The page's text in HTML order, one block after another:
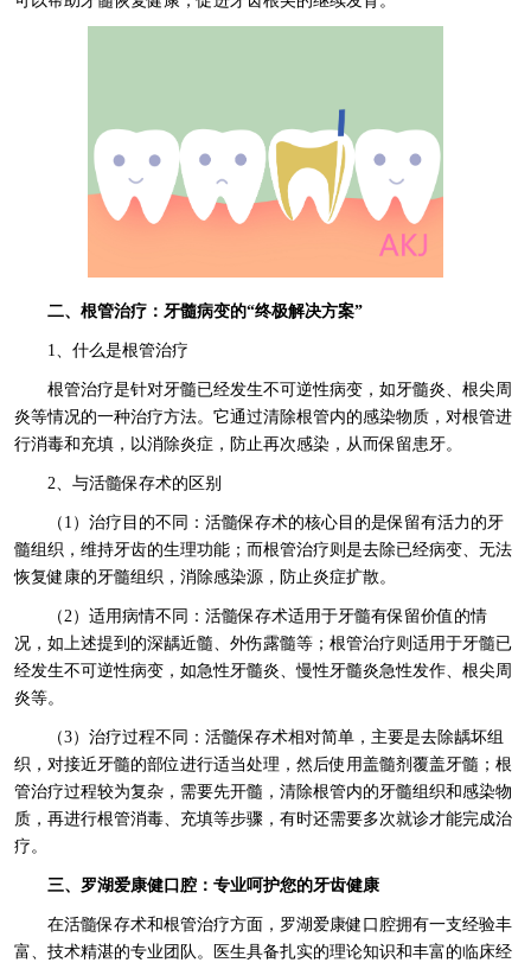
二、根管治疗：牙髓病变的“终极解决方案”
1、什么是根管治疗
根管治疗是针对牙髓已经发生不可逆性病变，如牙髓炎、根尖周
炎等情况的一种治疗方法。它通过清除根管内的感染物质，对根管进
行消毒和充填，以消除炎症，防止再次感染，从而保留患牙。
2、与活髓保存术的区别
（1）治疗目的不同：活髓保存术的核心目的是保留有活力的牙
髓组织，维持牙齿的生理功能；而根管治疗则是去除已经病变、无法
恢复健康的牙髓组织，消除感染源，防止炎症扩散。
（2）适用病情不同：活髓保存术适用于牙髓有保留价值的情
况，如上述提到的深龋近髓、外伤露髓等；根管治疗则适用于牙髓已
经发生不可逆性病变，如急性牙髓炎、慢性牙髓炎急性发作、根尖周
炎等。
（3）治疗过程不同：活髓保存术相对简单，主要是去除龋坏组
织，对接近牙髓的部位进行适当处理，然后使用盖髓剂覆盖牙髓；根
管治疗过程较为复杂，需要先开髓，清除根管内的牙髓组织和感染物
质，再进行根管消毒、充填等步骤，有时还需要多次就诊才能完成治
疗。
三、罗湖爱康健口腔：专业呵护您的牙齿健康
在活髓保存术和根管治疗方面，罗湖爱康健口腔拥有一支经验丰
富、技术精湛的专业团队。医生具备扎实的理论知识和丰富的临床经